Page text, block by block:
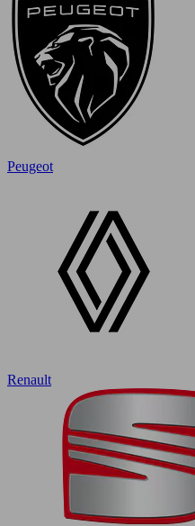
Peugeot
Renault